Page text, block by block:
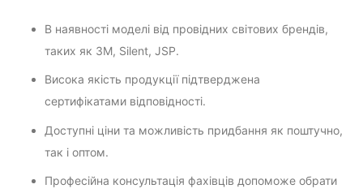
В наявності моделі від провідних світових брендів,
таких як 3M, Silent, JSP.
Висока якість продукції підтверджена
сертифікатами відповідності.
Доступні ціни та можливість придбання як поштучно,
так і оптом.
Професійна консультація фахівців допоможе обрати